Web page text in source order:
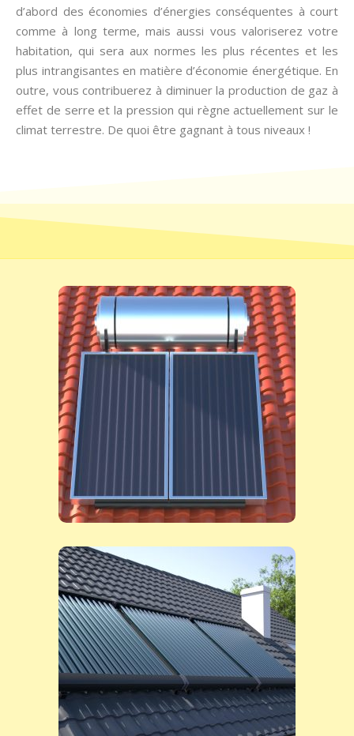
d’abord des économies d’énergies conséquentes à court
comme à long terme, mais aussi vous valoriserez votre
habitation, qui sera aux normes les plus récentes et les
plus intrangisantes en matière d’économie énergétique. En
outre, vous contribuerez à diminuer la production de gaz à
effet de serre et la pression qui règne actuellement sur le
climat terrestre. De quoi être gagnant à tous niveaux !